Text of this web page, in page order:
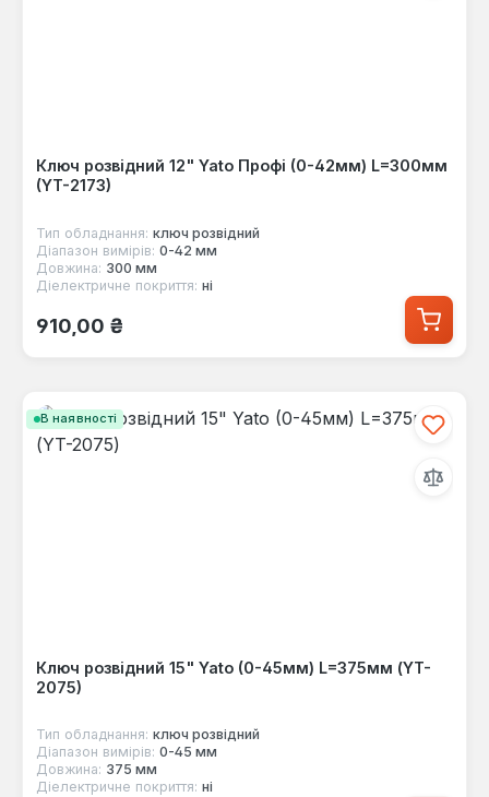
Ключ розвідний 12" Yato Профі (0-42мм) L=300мм
(YT-2173)
Тип обладнання: ключ розвідний
Діапазон вимірів: 0-42 мм
Довжина: 300 мм
Діелектричне покриття: ні
Звичайна ціна:
910,00 ₴
В наявності
Ключ розвідний 15" Yato (0-45мм) L=375мм (YT-
2075)
Тип обладнання: ключ розвідний
Діапазон вимірів: 0-45 мм
Довжина: 375 мм
Діелектричне покриття: ні